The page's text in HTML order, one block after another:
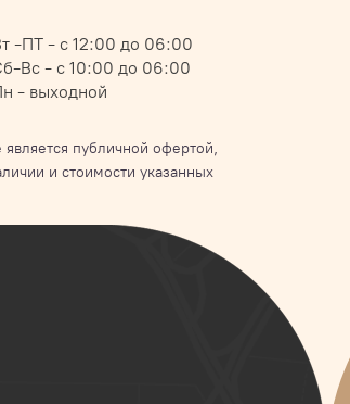
-ПТ - с 12:00 до 06:00
Вс - с 10:00 до 06:00
- выходной
публичной офертой,
и стоимости указанных